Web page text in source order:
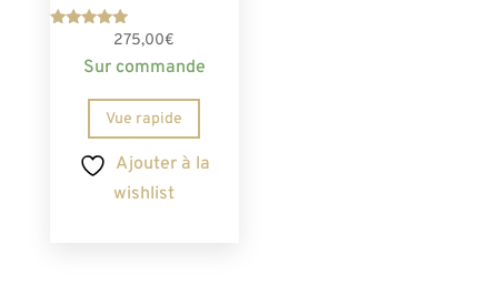
sur 5
275,00€
Sur commande
Vue rapide
Ajouter à la
wishlist